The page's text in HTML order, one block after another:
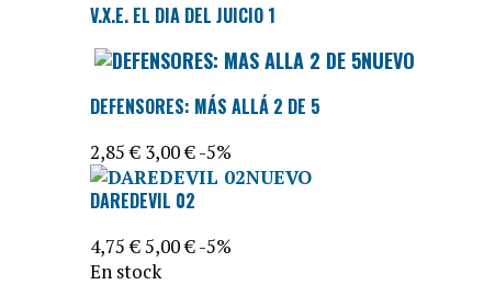
V.X.E. EL DIA DEL JUICIO 1
NUEVO
DEFENSORES: MÁS ALLÁ 2 DE 5
2,85 € 3,00 €-5%
NUEVO
DAREDEVIL 02
4,75 €5,00 €-5%
En stock